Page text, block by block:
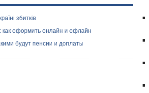
збитків
как оформить онлайн и офлайн
будут пенсии и доплаты